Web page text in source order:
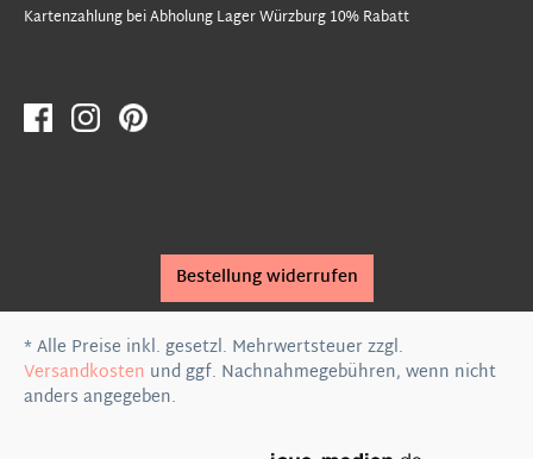
Kartenzahlung bei Abholung Lager Würzburg 10% Rabatt
Bestellung widerrufen
* Alle Preise inkl. gesetzl. Mehrwertsteuer zzgl.
Versandkosten und ggf. Nachnahmegebühren, wenn nicht
anders angegeben.